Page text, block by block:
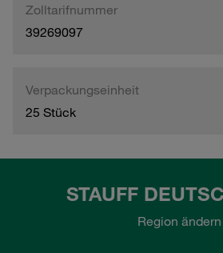
Zolltarifnummer
39269097
Verpackungseinheit
25 Stück
STAUFF
Region ändern